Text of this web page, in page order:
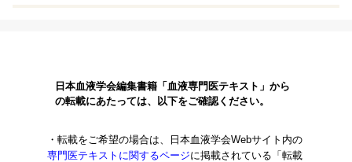
日本血液学会編集書籍「血液専門医テキスト」から
の転載にあたっては、以下をご確認ください。
・転載をご希望の場合は、日本血液学会Webサイト内の
専門医テキストに関するページに掲載されている「転載